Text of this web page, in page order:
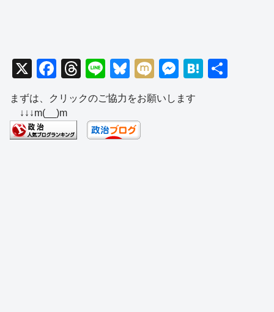
X
F
a
c
e
b
T
hr
e
a
d
Li
n
e
Bl
u
e
sk
y
M
ixi
M
e
ss
H
まずは、クリックのご協力をお願いします
↓↓↓m(__)m